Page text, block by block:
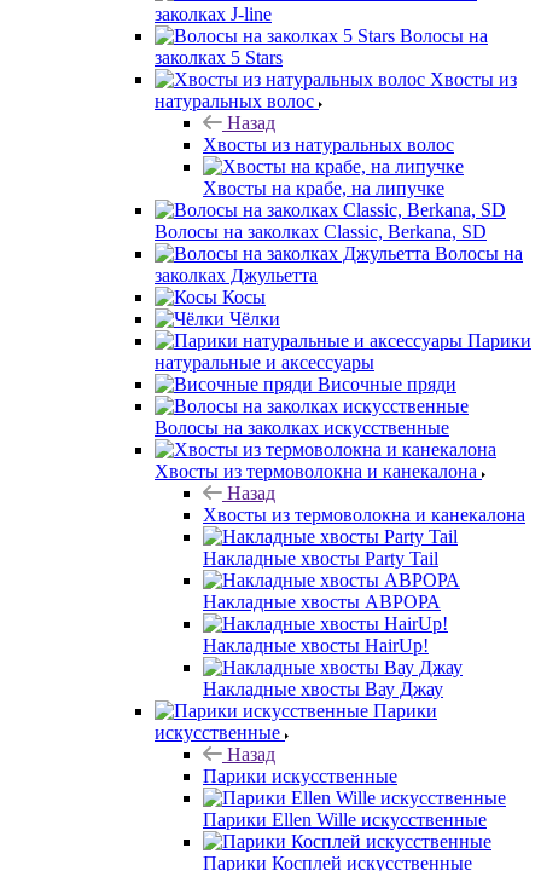
заколках J-line
Волосы на
заколках 5 Stars
Хвосты из
натуральных волос
Назад
Хвосты из натуральных волос
Хвосты на крабе, на липучке
Волосы на заколках Classic, Berkana, SD
Волосы на
заколках Джульетта
Косы
Чёлки
Парики
натуральные и аксессуары
Височные пряди
Волосы на заколках искусственные
Хвосты из термоволокна и канекалона
Назад
Хвосты из термоволокна и канекалона
Накладные хвосты Party Tail
Накладные хвосты АВРОРА
Накладные хвосты HairUp!
Накладные хвосты Вау Джау
Парики
искусственные
Назад
Парики искусственные
Парики Ellen Wille искусственные
Парики Косплей искусственные